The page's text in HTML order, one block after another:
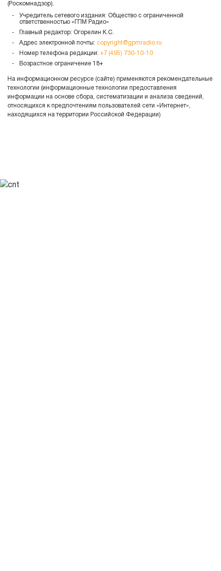
(Роскомнадзор).
Учредитель сетевого издания: Общество с ограниченной
ответственностью «ГПМ Радио»
Главный редактор: Огорелин К.С.
Адрес электронной почты: copyright@gpmradio.ru
Номер телефона редакции: +7 (495) 730-10-10
Возрастное ограничение 18+
На информационном ресурсе (сайте) применяются рекомендательные
технологии (информационные технологии предоставления
информации на основе сбора, систематизации и анализа сведений,
относящихся к предпочтениям пользователей сети «Интернет»,
находящихся на территории Российской Федерации)